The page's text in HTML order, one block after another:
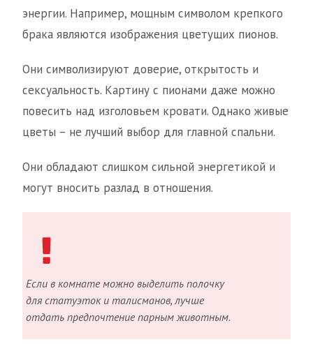
энергии. Например, мощным символом крепкого
брака являются изображения цветущих пионов.
Они символизируют доверие, открытость и
сексуальность. Картину с пионами даже можно
повесить над изголовьем кровати. Однако живые
цветы – не лучший выбор для главной спальни.
Они обладают слишком сильной энергетикой и
могут вносить разлад в отношения.
Если в комнате можно выделить полочку
для статуэток и талисманов, лучше
отдать предпочтение парным животным.